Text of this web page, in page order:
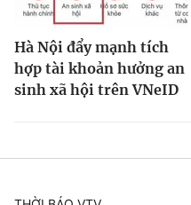
Hà Nội đẩy mạnh tích
hợp tài khoản hưởng an
sinh xã hội trên VNeID